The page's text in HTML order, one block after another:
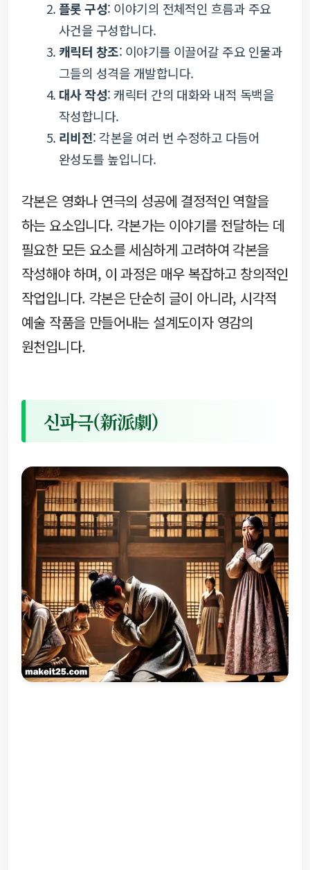
플롯 구성: 이야기의 전체적인 흐름과 주요
사건을 구성합니다.
캐릭터 창조: 이야기를 이끌어갈 주요 인물과
그들의 성격을 개발합니다.
대사 작성: 캐릭터 간의 대화와 내적 독백을
작성합니다.
리비전: 각본을 여러 번 수정하고 다듬어
완성도를 높입니다.
각본은 영화나 연극의 성공에 결정적인 역할을
하는 요소입니다. 각본가는 이야기를 전달하는 데
필요한 모든 요소를 세심하게 고려하여 각본을
작성해야 하며, 이 과정은 매우 복잡하고 창의적인
작업입니다. 각본은 단순히 글이 아니라, 시각적
예술 작품을 만들어내는 설계도이자 영감의
원천입니다.
신파극(新派劇)